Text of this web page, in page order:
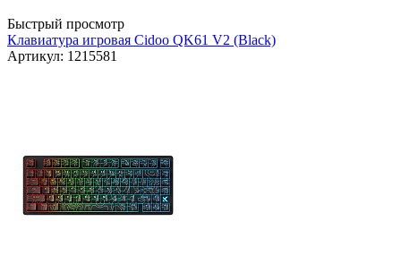
Быстрый просмотр
Клавиатура игровая Cidoo QK61 V2 (Black)
Артикул: 1215581